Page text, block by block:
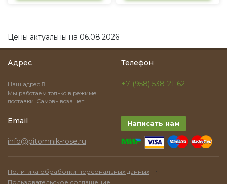
Цены актуальны на 06.08.2026
Адрес
Наш адрес
Мы работаем только в режиме
доставки. Самовывоза нет.
Телефон
+7 (958) 538-21-62
Email
info@pitomnik-rose.ru
Написать нам
Политика обработки персональных данных ·
Пользовательское соглашение